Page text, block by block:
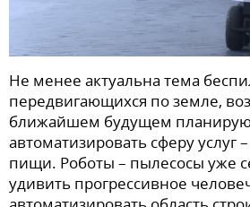
Не менее актуальна тема
передвигающихся по земле,
ближайшем будущем
автоматизировать сферу услуг
пищи. Роботы – пылесосы уже
удивить прогрессивное